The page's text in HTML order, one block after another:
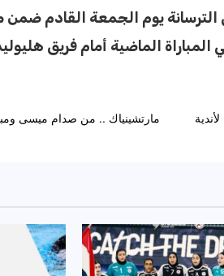
الترسانة يوم الجمعة القادم
مارتشينياك .. من صدام ميسى